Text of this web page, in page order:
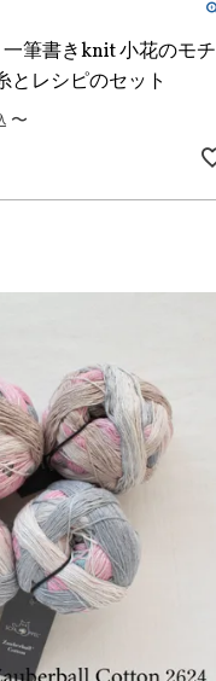
一筆書きknit 小花のモチ
レシピのセット
〜